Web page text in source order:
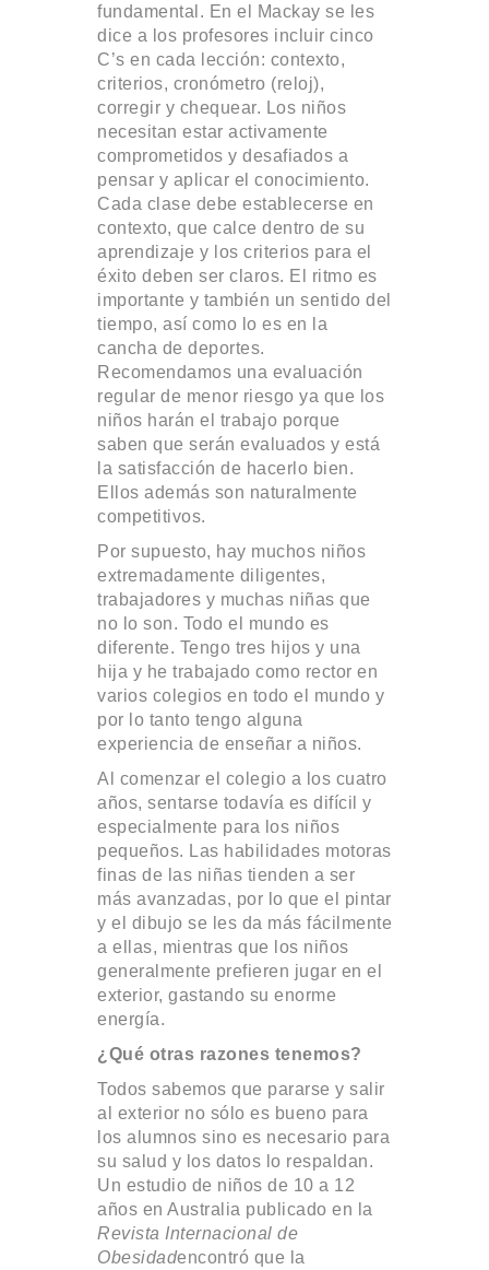
fundamental. En el Mackay se les
dice a los profesores incluir cinco
C’s en cada lección: contexto,
criterios, cronómetro (reloj),
corregir y chequear. Los niños
necesitan estar activamente
comprometidos y desafiados a
pensar y aplicar el conocimiento.
Cada clase debe establecerse en
contexto, que calce dentro de su
aprendizaje y los criterios para el
éxito deben ser claros. El ritmo es
importante y también un sentido del
tiempo, así como lo es en la
cancha de deportes.
Recomendamos una evaluación
regular de menor riesgo ya que los
niños harán el trabajo porque
saben que serán evaluados y está
la satisfacción de hacerlo bien.
Ellos además son naturalmente
competitivos.
Por supuesto, hay muchos niños
extremadamente diligentes,
trabajadores y muchas niñas que
no lo son. Todo el mundo es
diferente. Tengo tres hijos y una
hija y he trabajado como rector en
varios colegios en todo el mundo y
por lo tanto tengo alguna
experiencia de enseñar a niños.
Al comenzar el colegio a los cuatro
años, sentarse todavía es difícil y
especialmente para los niños
pequeños. Las habilidades motoras
finas de las niñas tienden a ser
más avanzadas, por lo que el pintar
y el dibujo se les da más fácilmente
a ellas, mientras que los niños
generalmente prefieren jugar en el
exterior, gastando su enorme
energía.
¿Qué otras razones tenemos?
Todos sabemos que pararse y salir
al exterior no sólo es bueno para
los alumnos sino es necesario para
su salud y los datos lo respaldan.
Un estudio de niños de 10 a 12
años en Australia publicado en la
Revista Internacional de
Obesidadencontró que la